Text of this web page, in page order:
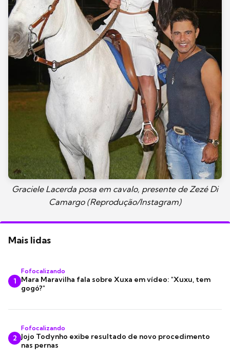
Graciele Lacerda posa em cavalo, presente de Zezé Di
Camargo (Reprodução/Instagram)
Mais lidas
1
Fofocalizando
Mara Maravilha fala sobre Xuxa em vídeo: "Xuxu, tem
gogó?"
2
Fofocalizando
Jojo Todynho exibe resultado de novo procedimento
nas pernas